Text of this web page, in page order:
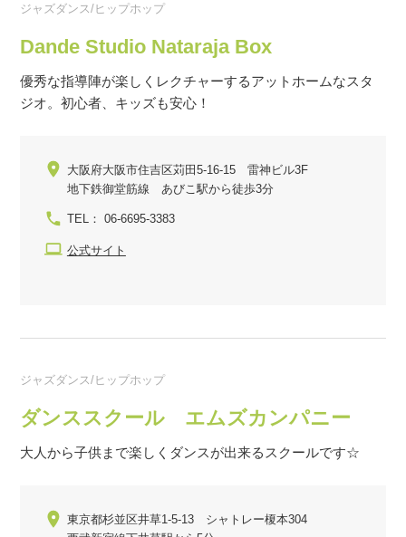
ジャズダンス/ヒップホップ
Dande Studio Nataraja Box
優秀な指導陣が楽しくレクチャーするアットホームなスタ
ジオ。初心者、キッズも安心！
大阪府大阪市住吉区苅田5-16-15 雷神ビル3F
地下鉄御堂筋線 あびこ駅から徒歩3分
TEL： 06-6695-3383
公式サイト
ジャズダンス/ヒップホップ
ダンススクール エムズカンパニー
大人から子供まで楽しくダンスが出来るスクールです☆
東京都杉並区井草1-5-13 シャトレー榎本304